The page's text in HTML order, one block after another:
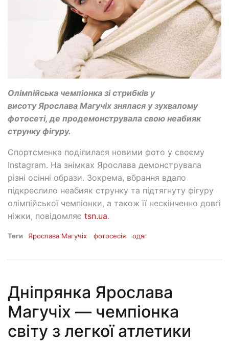
Олімпійська чемпіонка зі стрибків у
висоту Ярослава Магучіх знялася у зухвалому
фотосеті, де продемонструвала свою неабияк
струнку фігуру.
Спортсменка поділилася новими фото у своєму
Instagram. На знімках Ярослава демонструвала
різні осінні образи. Зокрема, вбрання вдало
підкреслило неабияк струнку та підтягнуту фігуру
олімпійської чемпіонки, а також її нескінченно довгі
ніжки, повідомляє tsn.ua.
Теги Ярослава Магучіх фотосесія одяг
Дніпрянка Ярослава
Магучіх — чемпіонка
світу з легкої атлетики